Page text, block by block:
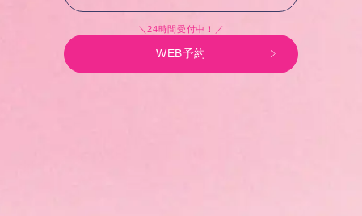
＼24時間受付中！／
WEB予約